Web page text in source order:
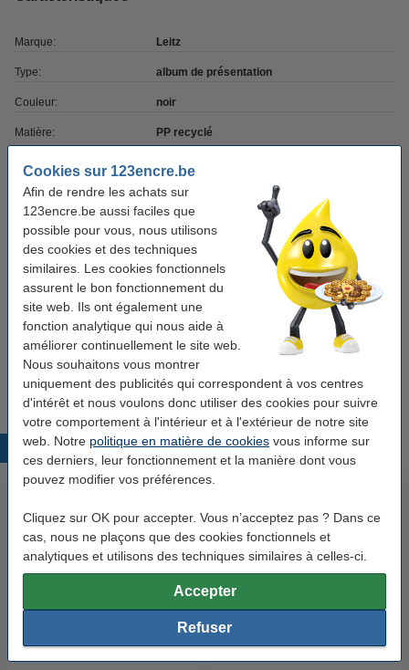
Cookies sur 123encre.be
Afin de rendre les achats sur
123encre.be aussi faciles que
possible pour vous, nous utilisons
des cookies et des techniques
similaires. Les cookies fonctionnels
assurent le bon fonctionnement du
site web. Ils ont également une
fonction analytique qui nous aide à
améliorer continuellement le site web.
Nous souhaitons vous montrer
uniquement des publicités qui correspondent à vos centres
d'intérêt et nous voulons donc utiliser des cookies pour suivre
votre comportement à l'intérieur et à l'extérieur de notre site
web. Notre politique en matière de cookies vous informe sur
ces derniers, leur fonctionnement et la manière dont vous
pouvez modifier vos préférences.
Cliquez sur OK pour accepter. Vous n’acceptez pas ? Dans ce
cas, nous ne plaçons que des cookies fonctionnels et
analytiques et utilisons des techniques similaires à celles-ci.
Accepter
Refuser
Marque: Leitz
Type: album de présentation
Couleur: noir
Matière: PP recyclé
Format:
Manches: 20
Bon plan : commandez également
123encre papier d'impression 1 ramette de 500
feuilles A4 - 80 g/m²
7,25 €
123encre stylo à bille sans impression (10
4,00 €
Produits populaires
123accu Xtreme Power MN1500
g/m²